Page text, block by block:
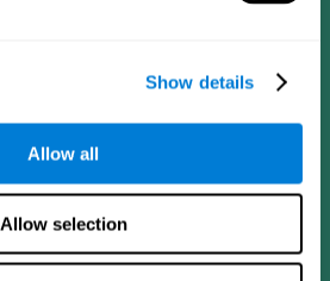
Show details
Allow all
Allow selection